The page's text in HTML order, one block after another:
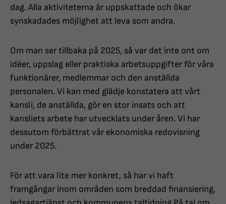
dag. Alla aktiviteterna är uppskattade och ökar
synskadades möjlighet att leva som andra.
Om man ser tillbaka på 2025, så var det inte ont om
idéer, uppslag eller praktiska arbetsuppgifter för våra
funktionärer, medlemmar och den anställda
personalen. Vi kan med glädje konstatera att vårt
kansli, de anställda, gör en stor insats och att
kansliets arbete har utvecklats under åren. Vi har
dessutom förbättrat vår ekonomiska redovisning
under 2025.
För att vara lite mer konkret, så har vi haft
framgångar inom områden som breddad finansiering,